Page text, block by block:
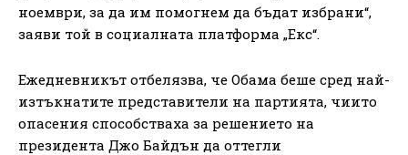
ноември, за да им помогнем да бъдат избрани“,
заяви той в социалната платформа „Екс“.
Ежедневникът отбелязва, че Обама беше сред най-
изтъкнатите представители на партията, чиито
опасения способстваха за решението на
президента Джо Байдън да оттегли